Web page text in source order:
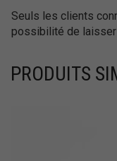
Seuls les clients
possibilité de laisser
PRODUITS